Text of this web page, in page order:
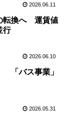
2026.06.11
転換へ 運賃値
行
2026.06.10
「バス事業」
2026.05.31